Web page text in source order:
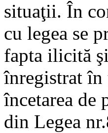
situaţii. În
cu legea se
fapta ilicită
înregistrat în
încetarea de
din Legea